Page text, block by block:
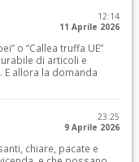
12:14
11 Aprile 2026
o “Callea truffa UE”
di articoli e
allora la domanda
23:25
9 Aprile 2026
chiare, pacate e